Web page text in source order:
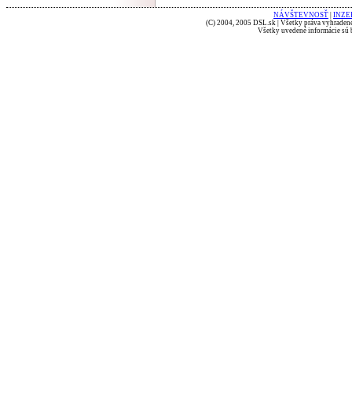
NÁVŠTEVNOSŤ
(C) 2004, 2005 DSL.sk | Všetky práva
Všetky uvedené informácie sú